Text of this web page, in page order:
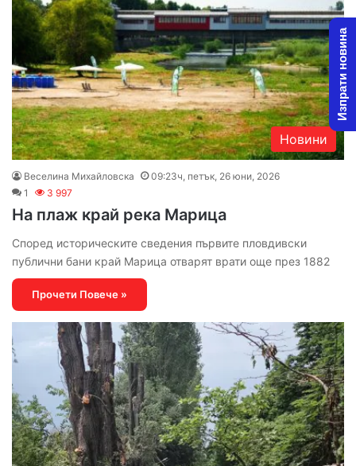
Новини
Веселина Михайловска
09:23ч, петък, 26 юни, 2026
1
3 997
На плаж край река Марица
Според историческите сведения първите пловдивски
публични бани край Марица отварят врати още през 1882
Прочети Повече »
Изпрати новина